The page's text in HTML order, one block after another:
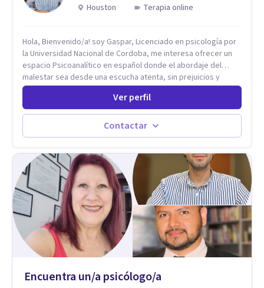
Houston
Terapia online
Hola, Bienvenido/a! soy Gaspar, Licenciado en psicología por
la Universidad Nacional de Cordoba, me interesa ofrecer un
espacio Psicoanalítico en español donde el abordaje del
malestar sea desde una escucha atenta, sin prejuicios y
rescatando lo singular de cada caso, sin caer en etiquetas.
Considero que todas las personas en algún momento pueden
sufrir y cada una por cuestiones particulares, es en mi
espacio donde se le dará un lugar a esas cuestiones
singulares de cada uno, para luego generar cambios. Soy una
seminarios, una especialización en psicoanálisis y también
investigo. Siempre en la búsqueda de ser un mejor
profesional.
Ver perfil
Contactar
Encuentra un/a psicólogo/a